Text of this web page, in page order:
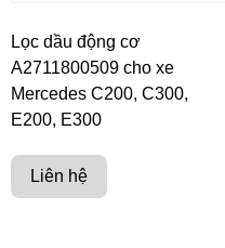
Lọc dầu động cơ
A2711800509 cho xe
Mercedes C200, C300,
E200, E300
Liên hệ